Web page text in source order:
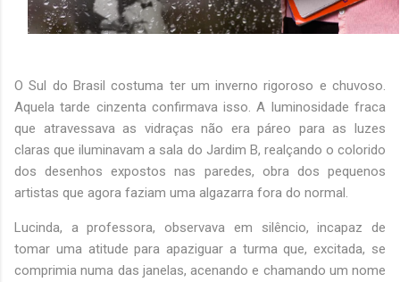
O Sul do Brasil costuma ter um inverno rigoroso e chuvoso.
Aquela tarde cinzenta confirmava isso. A luminosidade fraca
que atravessava as vidraças não era páreo para as luzes
claras que iluminavam a sala do Jardim B, realçando o colorido
dos desenhos expostos nas paredes, obra dos pequenos
artistas que agora faziam uma algazarra fora do normal.
Lucinda, a professora, observava em silêncio, incapaz de
tomar uma atitude para apaziguar a turma que, excitada, se
comprimia numa das janelas, acenando e chamando um nome